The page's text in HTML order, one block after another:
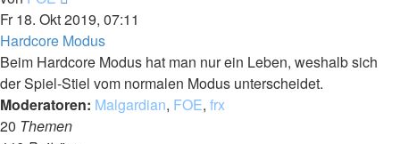
Beitrag
Fr 18. Okt 2019, 07:11
Hardcore Modus
Beim Hardcore Modus hat man nur ein Leben, weshalb sich
der Spiel-Stiel vom normalen Modus unterscheidet.
Moderatoren: Malgardian, FOE, frx
20 Themen